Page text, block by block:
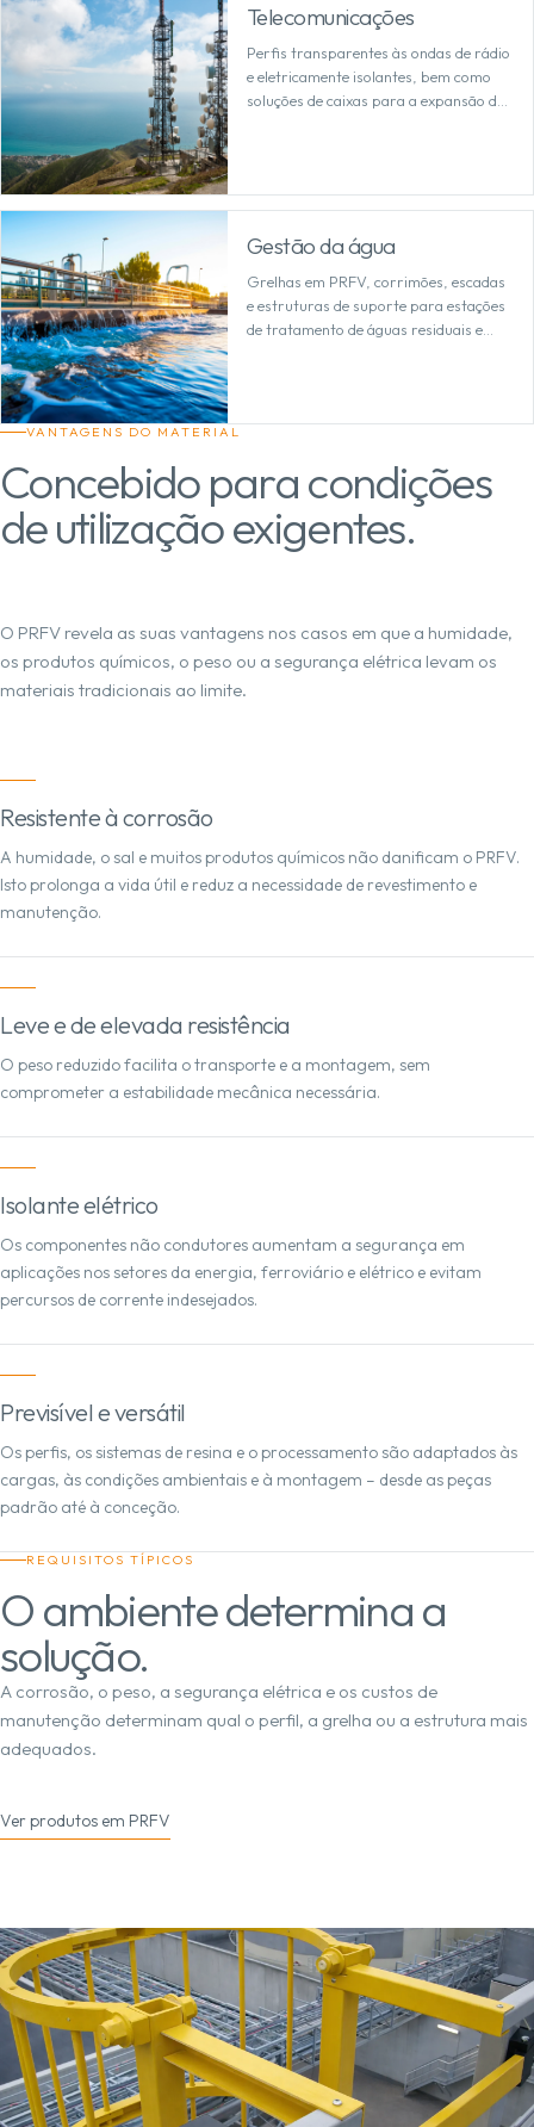
Telecomunicações
Perfis transparentes às ondas de rádio
e eletricamente isolantes, bem como
soluções de caixas para a expansão da
Gestão da água
Grelhas em PRFV, corrimões, escadas
e estruturas de suporte para estações
de tratamento de águas residuais e
VANTAGENS DO MATERIAL
Concebido para condições
de utilização exigentes.
O PRFV revela as suas vantagens nos casos em que a humidade,
os produtos químicos, o peso ou a segurança elétrica levam os
materiais tradicionais ao limite.
Resistente à corrosão
A humidade, o sal e muitos produtos químicos não danificam o PRFV.
Isto prolonga a vida útil e reduz a necessidade de revestimento e
manutenção.
Leve e de elevada resistência
O peso reduzido facilita o transporte e a montagem, sem
comprometer a estabilidade mecânica necessária.
Isolante elétrico
Os componentes não condutores aumentam a segurança em
aplicações nos setores da energia, ferroviário e elétrico e evitam
percursos de corrente indesejados.
Previsível e versátil
Os perfis, os sistemas de resina e o processamento são adaptados às
cargas, às condições ambientais e à montagem – desde as peças
padrão até à conceção.
REQUISITOS TÍPICOS
O ambiente determina a
solução.
A corrosão, o peso, a segurança elétrica e os custos de
manutenção determinam qual o perfil, a grelha ou a estrutura mais
adequados.
Ver produtos em PRFV